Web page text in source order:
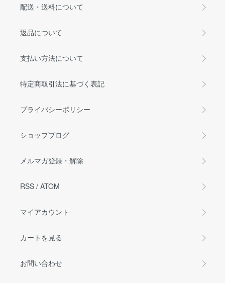
配送・送料について
返品について
支払い方法について
特定商取引法に基づく表記
プライバシーポリシー
ショップブログ
メルマガ登録・解除
RSS / ATOM
マイアカウント
カートを見る
お問い合わせ